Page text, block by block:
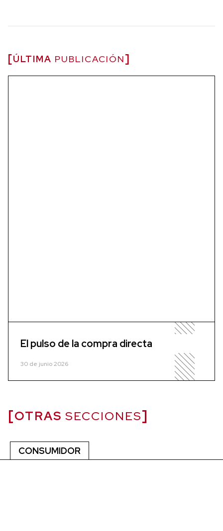
ÚLTIMA PUBLICACIÓN
El pulso de la compra directa
30 de junio 2026
OTRAS SECCIONES
CONSUMIDOR